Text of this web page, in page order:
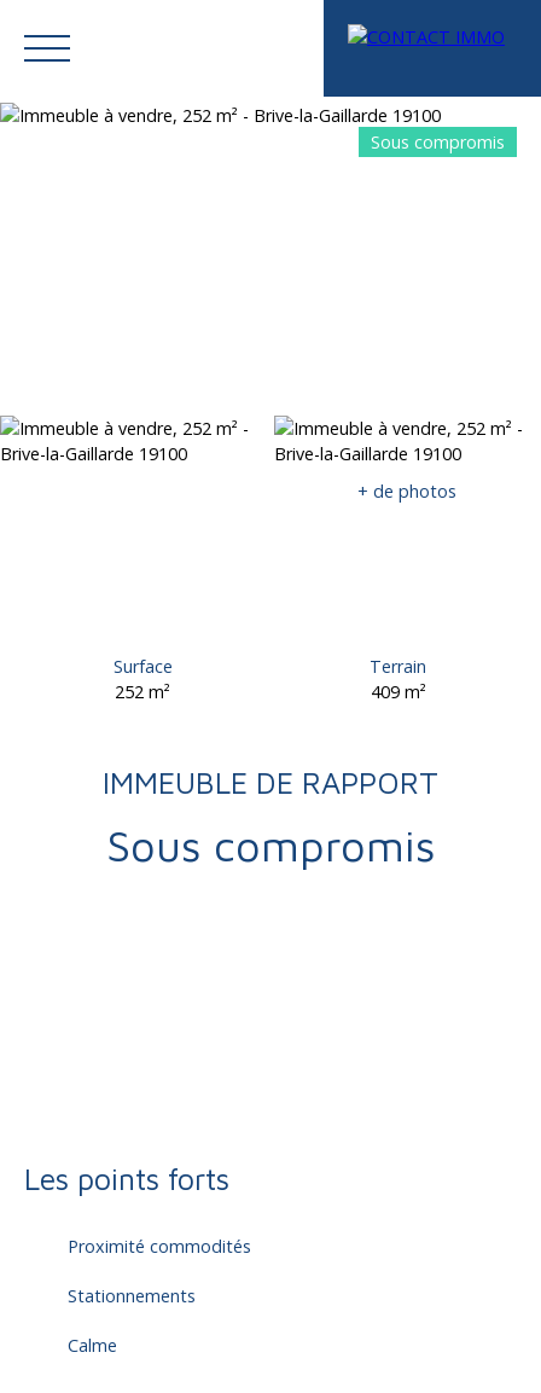
Mes favoris Espace vendeur Estimation
Sous compromis
+ de photos
Surface
252m²
Terrain
409 m²
IMMEUBLE DE RAPPORT
Sous compromis
Les points forts
Proximité commodités
Stationnements
Calme